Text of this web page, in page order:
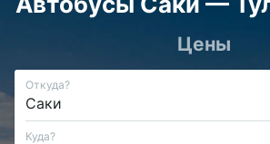
Цены
Откуда?
Куда?